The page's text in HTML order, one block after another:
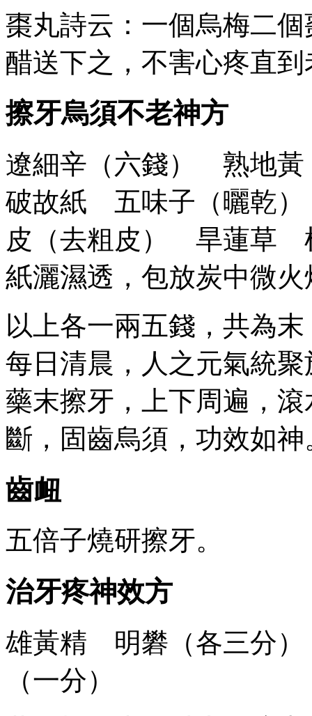
棗丸詩云：一個烏梅二
醋送下之，不害心疼直到
擦牙烏須不老神方
遼細辛（六錢） 熟地
破故紙 五味子（曬乾
皮（去粗皮） 旱蓮草
紙灑濕透，包放炭中微火
以上各一兩五錢，共為
每日清晨，人之元氣統
藥末擦牙，上下周遍，
斷，固齒烏須，功效如神
齒衄
五倍子燒研擦牙。
治牙疼神效方
雄黃精 明礬（各三分
（一分）